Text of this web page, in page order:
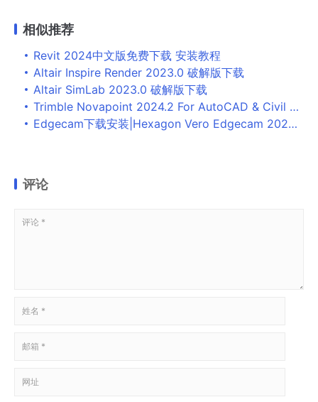
相似推荐
Revit 2024中文版免费下载 安装教程
Altair Inspire Render 2023.0 破解版下载
Altair SimLab 2023.0 破解版下载
Trimble Novapoint 2024.2 For AutoCAD & Civil 3D 破解版下载
Edgecam下载安装|Hexagon Vero Edgecam 2025.1免费破解版
评论